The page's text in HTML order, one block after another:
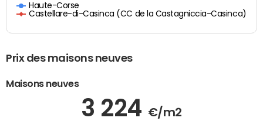
Haute-Corse
Castellare-di-Casinca (CC de la Castagniccia-Casinca)
Prix des maisons neuves
Maisons neuves
3 224 €/m2